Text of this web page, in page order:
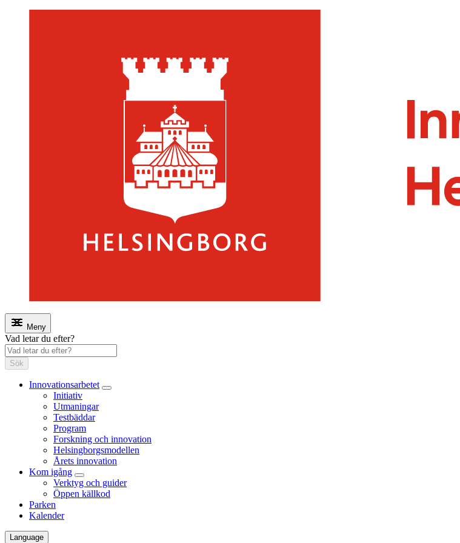
Meny
Vad letar du efter?
Sök
Innovationsarbetet
Initiativ
Utmaningar
Testbäddar
Program
Forskning och innovation
Helsingborgsmodellen
Årets innovation
Kom igång
Verktyg och guider
Öppen källkod
Parken
Kalender
Language